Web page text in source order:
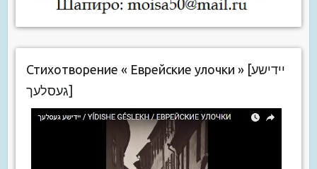
Стихотворение « Еврейские улочки » [יידישע
געסלעך]